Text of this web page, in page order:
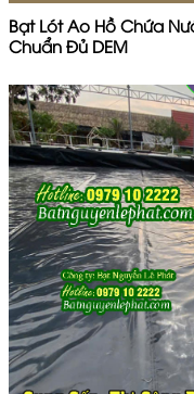
Bạt Lót Ao Hồ Chứa
Chuẩn Đủ DEM